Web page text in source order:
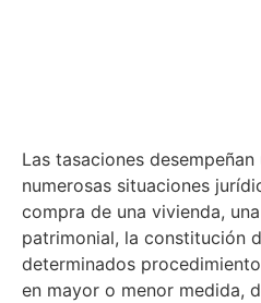
Las tasaciones
numerosas situaciones
compra de una vivienda,
patrimonial, la constitución
determinados
en mayor o menor medida,